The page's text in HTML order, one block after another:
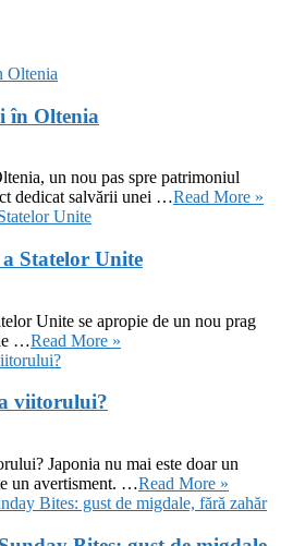
în Oltenia
un nou pas spre patrimoniul
dedicat salvării unei …Read More »
Statelor Unite
Unite se apropie de un nou prag
…Read More »
viitorului?
Japonia nu mai este doar un
un avertisment. …Read More »